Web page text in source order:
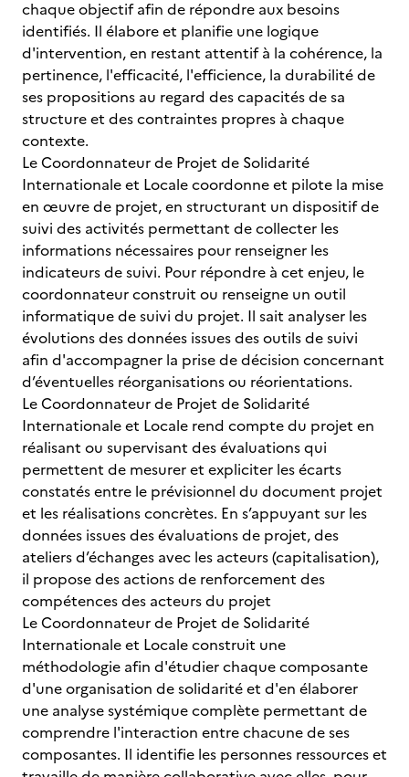
chaque objectif afin de répondre aux besoins
identifiés. Il élabore et planifie une logique
d'intervention, en restant attentif à la cohérence, la
pertinence, l'efficacité, l'efficience, la durabilité de
ses propositions au regard des capacités de sa
structure et des contraintes propres à chaque
contexte.
Le Coordonnateur de Projet de Solidarité
Internationale et Locale coordonne et pilote la mise
en œuvre de projet, en structurant un dispositif de
suivi des activités permettant de collecter les
informations nécessaires pour renseigner les
indicateurs de suivi. Pour répondre à cet enjeu, le
coordonnateur construit ou renseigne un outil
informatique de suivi du projet. Il sait analyser les
évolutions des données issues des outils de suivi
afin d'accompagner la prise de décision concernant
d’éventuelles réorganisations ou réorientations.
Le Coordonnateur de Projet de Solidarité
Internationale et Locale rend compte du projet en
réalisant ou supervisant des évaluations qui
permettent de mesurer et expliciter les écarts
constatés entre le prévisionnel du document projet
et les réalisations concrètes. En s’appuyant sur les
données issues des évaluations de projet, des
ateliers d’échanges avec les acteurs (capitalisation),
il propose des actions de renforcement des
compétences des acteurs du projet
Le Coordonnateur de Projet de Solidarité
Internationale et Locale construit une
méthodologie afin d'étudier chaque composante
d'une organisation de solidarité et d'en élaborer
une analyse systémique complète permettant de
comprendre l'interaction entre chacune de ses
composantes. Il identifie les personnes ressources et